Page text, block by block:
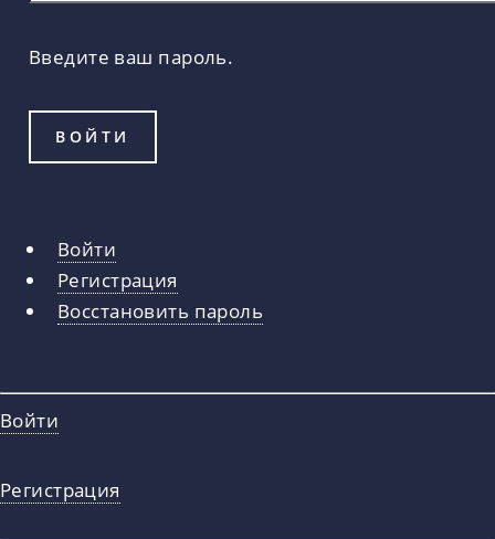
Введите ваш пароль.
Главные
вкладки
Войти
Регистрация
Восстановить пароль
Войти
Регистрация